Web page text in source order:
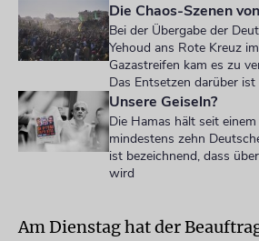
Die Chaos-Szenen
Bei der Übergabe der
Yehoud ans Rote Kreuz
Gazastreifen kam es zu
Das Entsetzen darüber
Unsere Geiseln?
Die Hamas hält seit
mindestens zehn
ist bezeichnend, dass
wird
Am Dienstag hat der